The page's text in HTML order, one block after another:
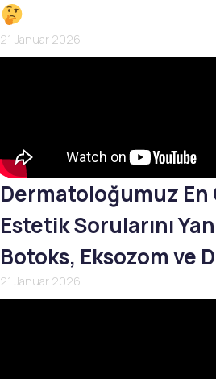
21 Januar 2026
Dermatoloğumuz En
Estetik Sorularını
Botoks, Eksozom ve
21 Januar 2026